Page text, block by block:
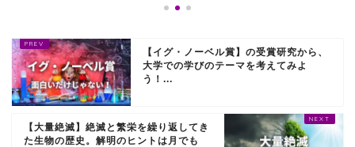
【イグ・ノーベル賞】の受賞研究から、
大学での学びのテーマを考えてみよ
う！...
【大量絶滅】絶滅と繁栄を繰り返してき
た生物の歴史。解明のヒントは月でも